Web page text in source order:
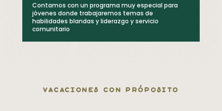
Contamos con un programa muy especial para
jóvenes donde trabajaremos temas de
habilidades blandas y liderazgo y servicio
comunitario
vacaciones con próposito